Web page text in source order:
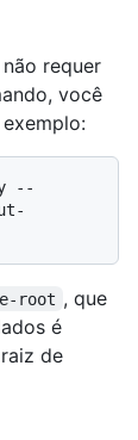
requer
você
--
root , que
é
de